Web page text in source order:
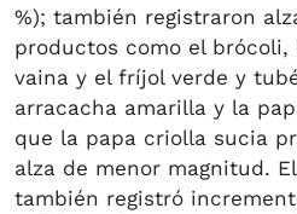
%); también registraron
productos como el brócoli,
vaina y el fríjol verde y
arracacha amarilla y la
que la papa criolla sucia
alza de menor magnitud.
también registró